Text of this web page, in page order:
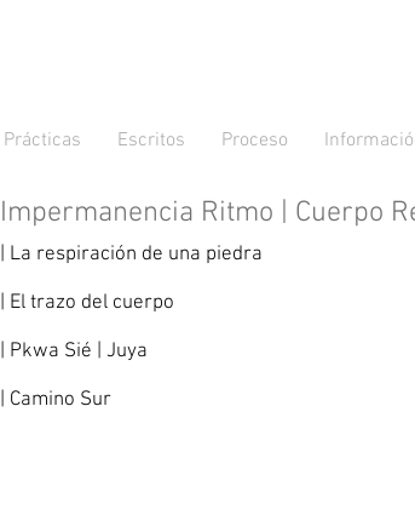
Prácticas Escritos Proceso
Impermanencia Ritmo | Cuerpo
| La respiración de una piedra
| El trazo del cuerpo
| Pkwa Sié | Juya
| Camino Sur